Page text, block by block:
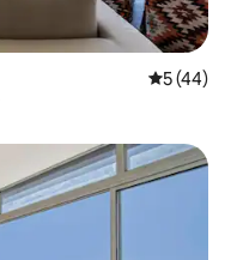
औसत रेटिंग
5 (44)